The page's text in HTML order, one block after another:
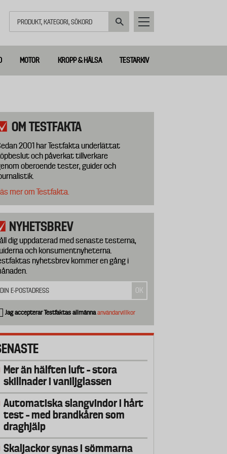
MOTOR KROPP & HÄLSA TESTARKIV
OM TESTFAKTA
2001 har Testfakta underlättat
och påverkat tillverkare
oberoende tester, guider och
mer om Testfakta.
NYHETSBREV
dig uppdaterad med senaste testerna,
och konsumentnyheterna.
nyhetsbrev kommer en gång i
Jag accepterar Testfaktas allmännaanvändarvillkor
Mer än hälften luft – stora
skillnader i vaniljglassen
Automatiska slangvindor i hårt
test – med brandkåren som
draghjälp
Skaljackor synas i sömmarna